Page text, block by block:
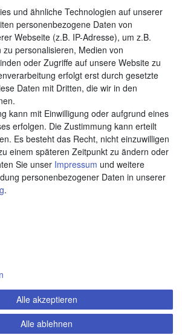
piccolino.de. Alle Rechte vorbehalten.
und ähnliche Technologien auf unserer
personenbezogene Daten von
Webseite (z.B. IP-Adresse), um z.B.
personalisieren, Medien von
oder Zugriffe auf unsere Website zu
erfolgt erst durch gesetzte
Daten mit Dritten, die wir in den
kann mit Einwilligung oder aufgrund eines
erfolgen. Die Zustimmung kann erteilt
Es besteht das Recht, nicht einzuwilligen
einem späteren Zeitpunkt zu ändern oder
Sie unser Impressum und weitere
personenbezogener Daten in unserer
.
Alle akzeptieren
Alle ablehnen